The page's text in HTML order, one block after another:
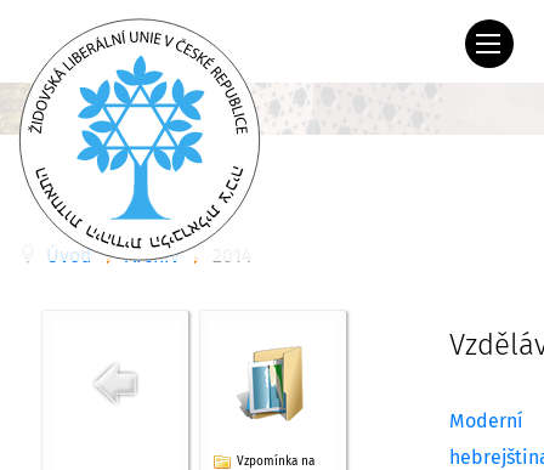
Úvod Archiv 2014
Vzpomínka na
Moderní